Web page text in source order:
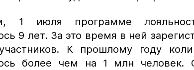
1 июля программе
9 лет. За это время в ней
К прошлому году
более чем на 1 млн человек.